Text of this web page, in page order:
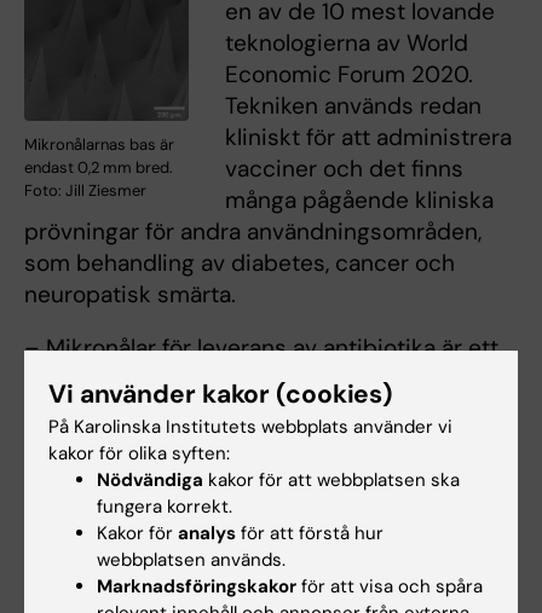
Mikronålarnas bas är
endast 0,2 mm bred.
Foto: Jill Ziesmer
en av de 10 mest lovande
teknologierna av World
Economic Forum 2020.
Tekniken används redan
kliniskt för att administrera
vacciner och det finns
många pågående kliniska
prövningar för andra användningsområden,
som behandling av diabetes, cancer och
neuropatisk smärta.
– Mikronålar för leverans av antibiotika är ett
nytt forskningsområde, men den
framgångsrika användningen av mikronålar i
andra syften ger hopp om att antibiotika i
mikronålar kan öppna för nya sätt att behandla
hudinfektioner, säger Georgios Sotiriou.
Forskningen har finansierats av Europeiska
forskningsrådet (ERC), NordForsk,
Vi använder kakor (cookies)
På Karolinska Institutets webbplats använder vi
kakor för olika syften:
Nödvändiga kakor för att webbplatsen ska
fungera korrekt.
Kakor för analys för att förstå hur
webbplatsen används.
Marknadsföringskakor för att visa och spåra